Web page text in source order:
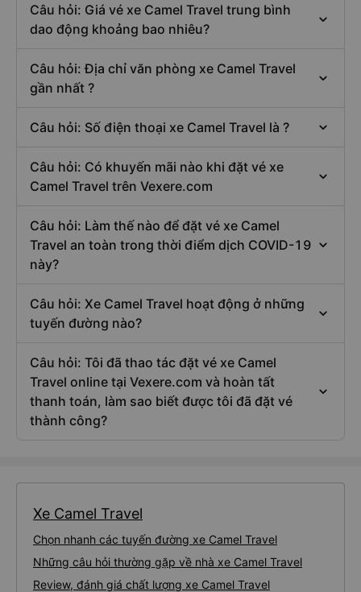
Câu hỏi: Giá vé xe Camel Travel trung bình
dao động khoảng bao nhiêu?
Câu hỏi: Địa chỉ văn phòng xe Camel Travel
gần nhất ?
Câu hỏi: Số điện thoại xe Camel Travel là ?
Câu hỏi: Có khuyến mãi nào khi đặt vé xe
Camel Travel trên Vexere.com
Câu hỏi: Làm thế nào để đặt vé xe Camel
Travel an toàn trong thời điểm dịch COVID-19
này?
Câu hỏi: Xe Camel Travel hoạt động ở những
tuyến đường nào?
Câu hỏi: Tôi đã thao tác đặt vé xe Camel
Travel online tại Vexere.com và hoàn tất
thanh toán, làm sao biết được tôi đã đặt vé
thành công?
Xe Camel Travel
Chọn nhanh các tuyến đường xe Camel Travel
Những câu hỏi thường gặp về nhà xe Camel Travel
Review, đánh giá chất lượng xe Camel Travel